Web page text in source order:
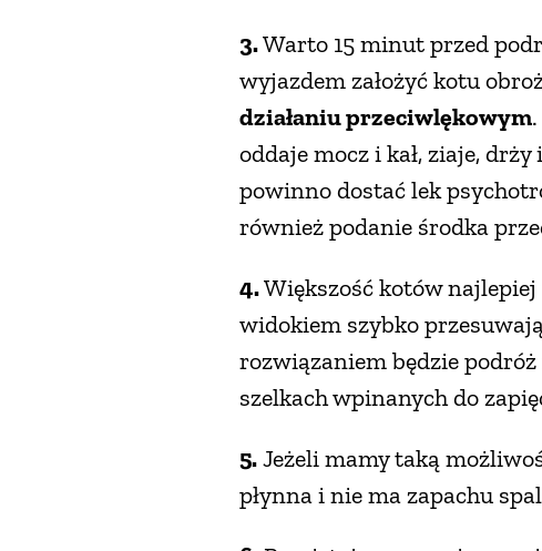
3.Warto 15 minut przed
wyjazdem założyć kotu
działaniu przeciwlękowym
oddaje mocz i kał, ziaje,
powinno dostać lek
również podanie środka
4.Większość kotów najlepiej
widokiem szybko
rozwiązaniem będzie
szelkach wpinanych do
5.Jeżeli mamy taką
płynna i nie ma zapachu